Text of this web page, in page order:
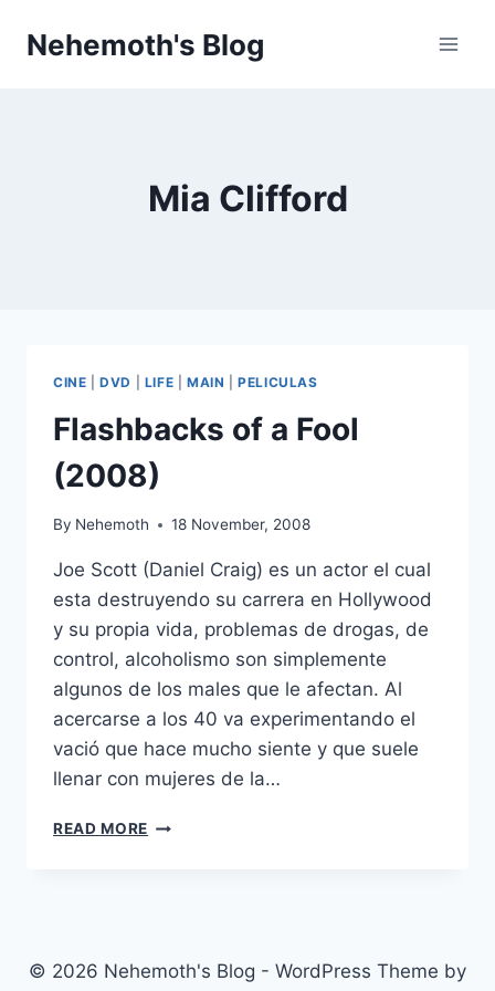
Nehemoth's Blog
Mia Clifford
CINE |DVD LIFE MAIN |PELICULAS
Flashbacks of a Fool
(2008)
By Nehemoth 18 November, 2008
Joe Scott (Daniel Craig) es un actor el cual
esta destruyendo su carrera en Hollywood
y su propia vida, problemas de drogas, de
control, alcoholismo son simplemente
algunos de los males que le afectan. Al
acercarse a los 40 va experimentando el
vació que hace mucho siente y que suele
llenar con mujeres de la…
READ MORE FLASHBACKS
© 2026 Nehemoth's Blog - WordPress Theme by